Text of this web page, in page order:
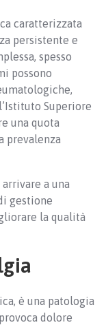
caratterizzata
persistente e
spesso
possono
Superiore
una quota
prevalenza
arrivare a una
gestione
la qualità
è una patologia
dolore